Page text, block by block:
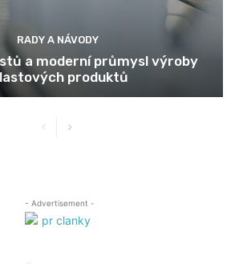
RADY A NÁVODY
a moderní průmysl výroby
produktů
- Advertisement -